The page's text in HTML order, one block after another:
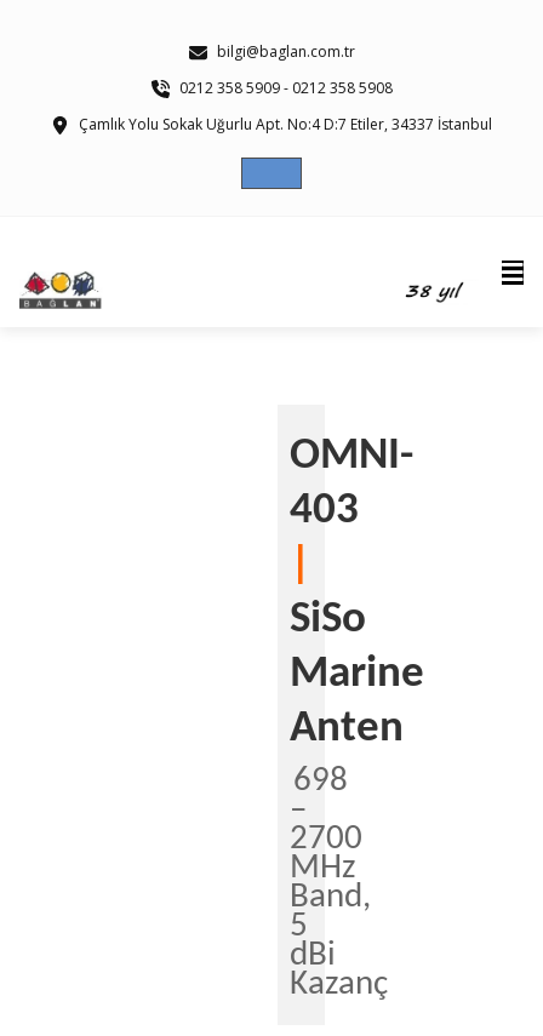
bilgi@baglan.com.tr
0212 358 5909 - 0212 358 5908
Çamlık Yolu Sokak Uğurlu Apt. No:4 D:7 Etiler, 34337 İstanbul
OMNI-
403
SiSo
Marine
Anten
698
–
2700
MHz
Band,
5
dBi
Kazanç